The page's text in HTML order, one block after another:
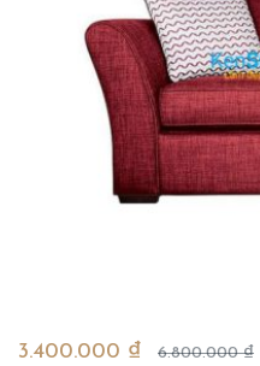
3.400.000 ₫ 6.800.000 ₫